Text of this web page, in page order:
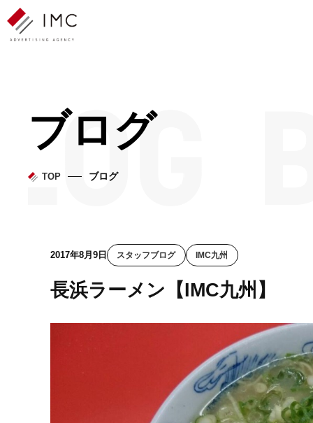
ブログ
TOP ブログ
2017年8月9日 スタッフブログ IMC九州
長浜ラーメン【IMC九州】